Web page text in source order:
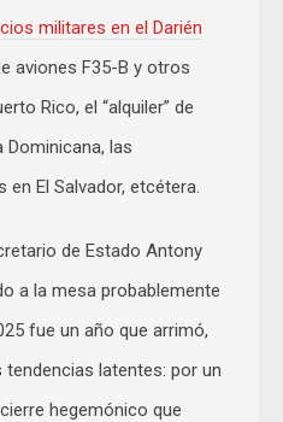
militares en el Darién
aviones F35-B y otros
Rico, el “alquiler” de
Dominicana, las
El Salvador, etcétera.
de Estado Antony
a la mesa probablemente
fue un año que arrimó,
latentes: por un
hegemónico que